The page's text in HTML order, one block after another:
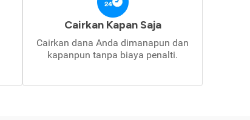
Cairkan Kapan Saja
Cairkan dana Anda dimanapun dan
kapanpun tanpa biaya penalti.